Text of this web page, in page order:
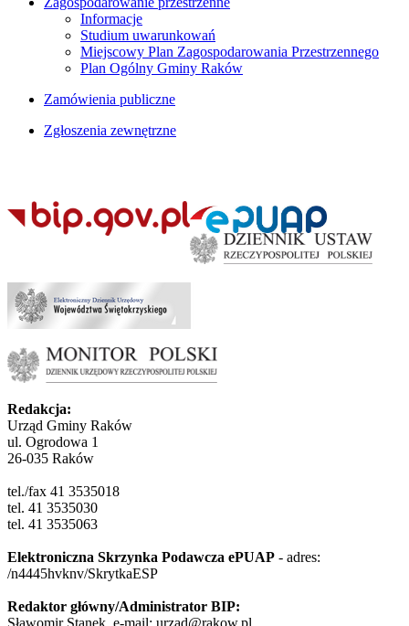
Informacje
Studium uwarunkowań
Miejscowy Plan Zagospodarowania Przestrzennego
Plan Ogólny Gminy Raków
Zamówienia publiczne
Zgłoszenia zewnętrzne
Redakcja:
Urząd Gminy Raków
ul. Ogrodowa 1
26-035 Raków
tel./fax 41 3535018
tel. 41 3535030
tel. 41 3535063
Elektroniczna Skrzynka Podawcza ePUAP - adres:
/n4445hvknv/SkrytkaESP
Redaktor główny/Administrator BIP:
Sławomir Stanek, e-mail: urzad@rakow.pl